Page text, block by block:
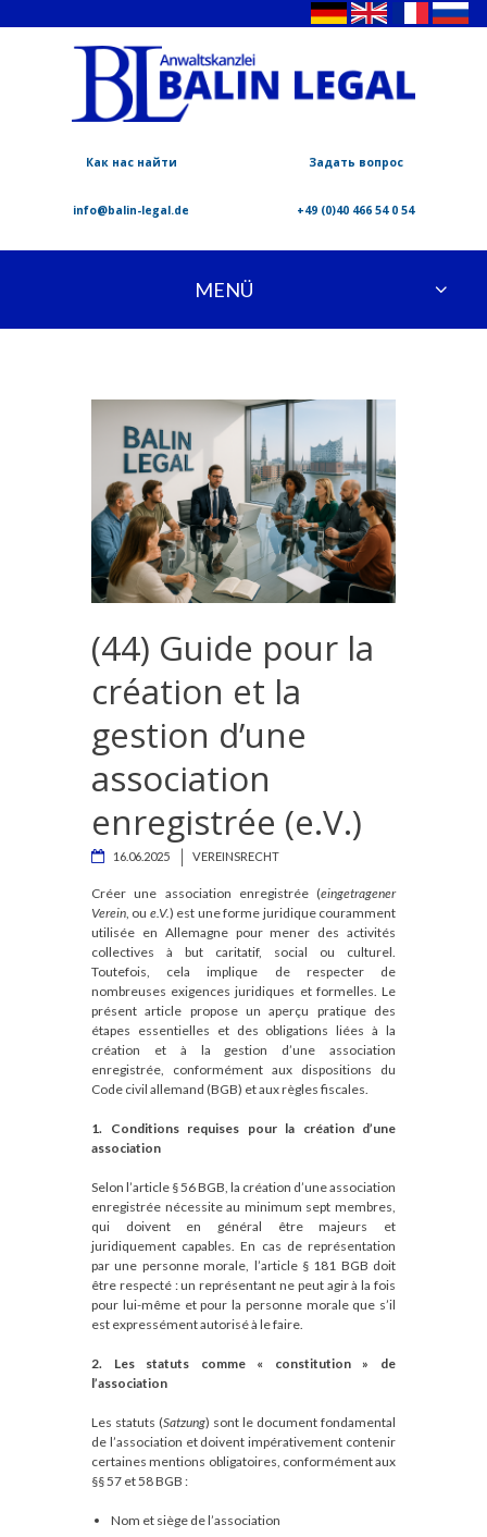
Как нас найти Задать вопрос
info@balin-legal.de +49 (0)40 466 54 0 54
MENÜ
(44) Guide pour la
création et la
gestion d’une
association
enregistrée (e.V.)
16.06.2025 VEREINSRECHT
Créer une association enregistrée (eingetragener
Verein, ou e.V.) est une forme juridique couramment
utilisée en Allemagne pour mener des activités
collectives à but caritatif, social ou culturel.
Toutefois, cela implique de respecter de
nombreuses exigences juridiques et formelles. Le
présent article propose un aperçu pratique des
étapes essentielles et des obligations liées à la
création et à la gestion d’une association
enregistrée, conformément aux dispositions du
Code civil allemand (BGB) et aux règles fiscales.
1. Conditions requises pour la création d’une
association
Selon l’article § 56 BGB, la création d’une association
enregistrée nécessite au minimum sept membres,
qui doivent en général être majeurs et
juridiquement capables. En cas de représentation
par une personne morale, l’article § 181 BGB doit
être respecté : un représentant ne peut agir à la fois
pour lui-même et pour la personne morale que s’il
est expressément autorisé à le faire.
2. Les statuts comme « constitution » de
l’association
Les statuts (Satzung) sont le document fondamental
de l’association et doivent impérativement contenir
certaines mentions obligatoires, conformément aux
§§ 57 et 58 BGB :
Nom et siège de l’association